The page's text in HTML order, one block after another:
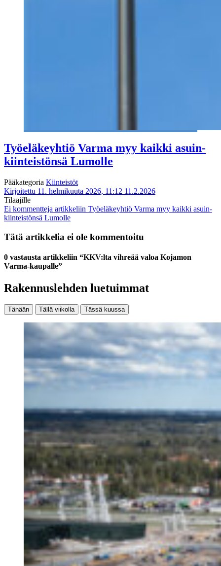
Työeläke­yhtiö Varma myy kaikki asuin­
kiinteistönsä Lumolle
Pääkategoria Kiinteistöt
Kirjoitettu 11. helmikuuta 2026, 11:12 11.2.2026
Tilaajille
Ei kommentteja artikkeliin Työeläke­yhtiö Varma myy kaikki asuin­
kiinteistönsä Lumolle
Tätä artikkelia ei ole kommentoitu
0 vastausta artikkeliin “KKV:lta vihreää valoa Kojamon
Varma-kaupalle”
Rakennuslehden luetuimmat
Tänään Tällä viikolla Tässä kuussa